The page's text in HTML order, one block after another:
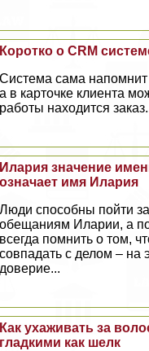
Коротко о CRM
Система сама напомнит
а в карточке клиента
работы находится
Илария значение
означает имя Илария
Люди способны пойти
обещаниям Иларии, а
всегда помнить о том,
совпадать с делом – на
доверие...
Как ухаживать за
гладкими как шелк